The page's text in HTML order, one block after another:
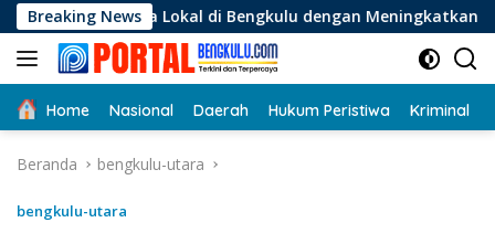
Langsung
ke
konten
Breaking News
di Bengkulu dengan Meningkatkan Ruang Publik dan
Home Nasional Daerah Hukum Peristiwa Kriminal
Beranda bengkulu-utara
bengkulu-utara